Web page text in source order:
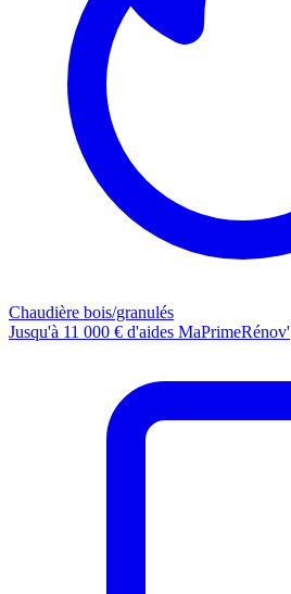
Chaudière bois/granulés
Jusqu'à 11 000 € d'aides MaPrimeRénov'